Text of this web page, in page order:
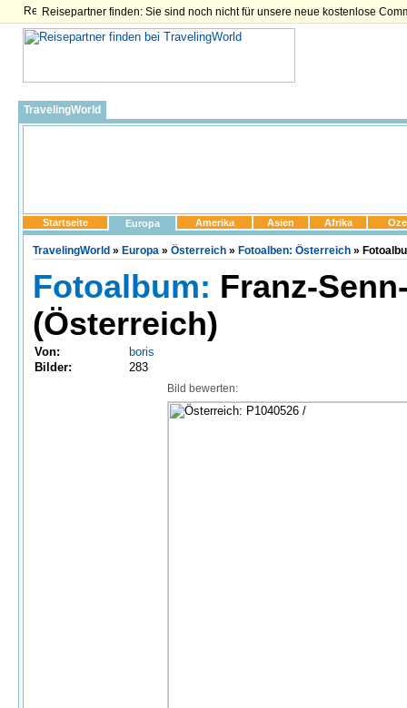
Reisepartner finden: Sie sind noch nicht für unsere neue kostenlose
TravelingWorld
Startseite Europa Amerika Asien Afrika
TravelingWorld » Europa » Österreich » Fotoalben: Österreich »
Fotoalbum: Franz-
(Österreich)
Von:
boris
Bilder:
283
Bild bewerten: